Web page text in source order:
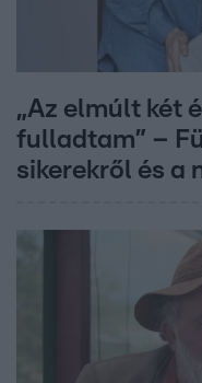
„Az elmúlt két
fulladtam” –
sikerekről és a